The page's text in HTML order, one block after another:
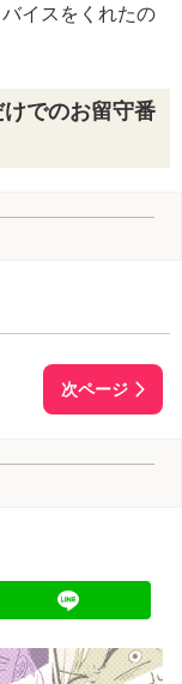
イスをくれたの
でのお留守番